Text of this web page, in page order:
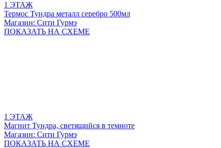
1 ЭТАЖ
Термос Тундра металл серебро 500мл
Магазин: Сити Гурмэ
ПОКАЗАТЬ НА СХЕМЕ
1 ЭТАЖ
Магнит Тундра, светящийся в темноте
Магазин: Сити Гурмэ
ПОКАЗАТЬ НА СХЕМЕ